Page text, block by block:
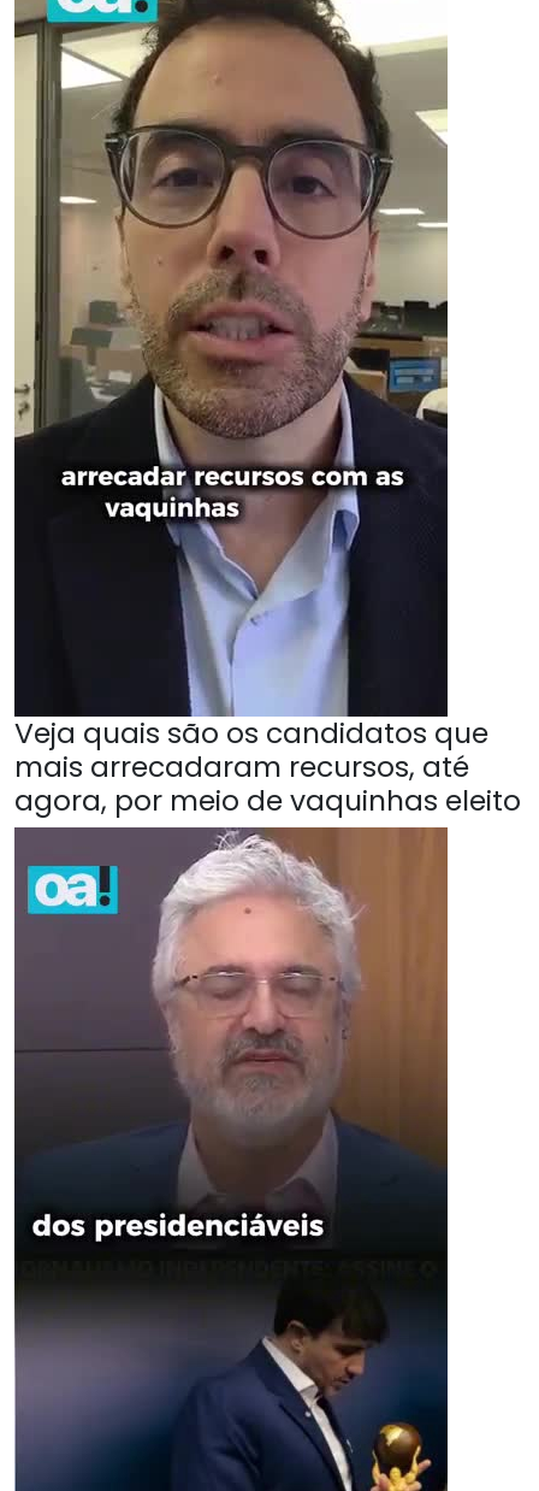
Veja quais são os candidatos que
mais arrecadaram recursos, até
agora, por meio de vaquinhas eleito